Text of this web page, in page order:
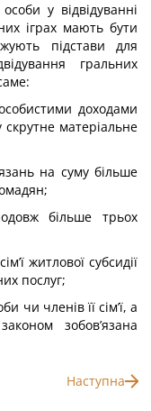
у відвідуванні
іграх мають бути
підстави для
гральних
доходами
скрутне матеріальне
на суму більше
більше трьох
житлової субсидії
послуг;
чи членів її сім’ї, а
зобов’язана
Наступна